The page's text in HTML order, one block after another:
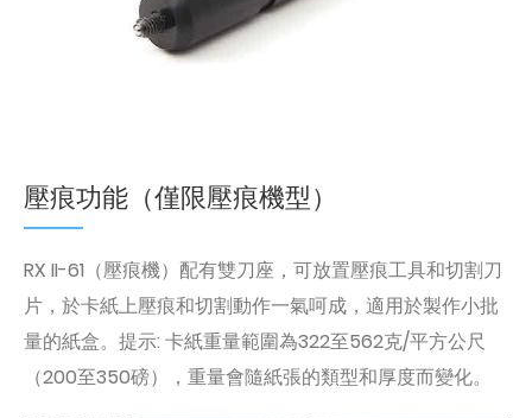
壓痕功能（僅限壓痕機型）
RX II-61（壓痕機）配有雙刀座，可放置壓痕工具和切割刀
片，於卡紙上壓痕和切割動作一氣呵成，適用於製作小批
量的紙盒。提示: 卡紙重量範圍為322至562克/平方公尺
（200至350磅），重量會隨紙張的類型和厚度而變化。